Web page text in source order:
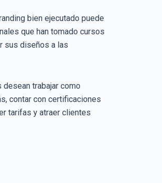
bien ejecutado puede
que han tomado cursos
sus diseños a las
trabajar como
contar con certificaciones
tarifas y atraer clientes